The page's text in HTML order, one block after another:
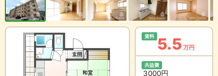
賃料 5.5 万円
共益費
3000円